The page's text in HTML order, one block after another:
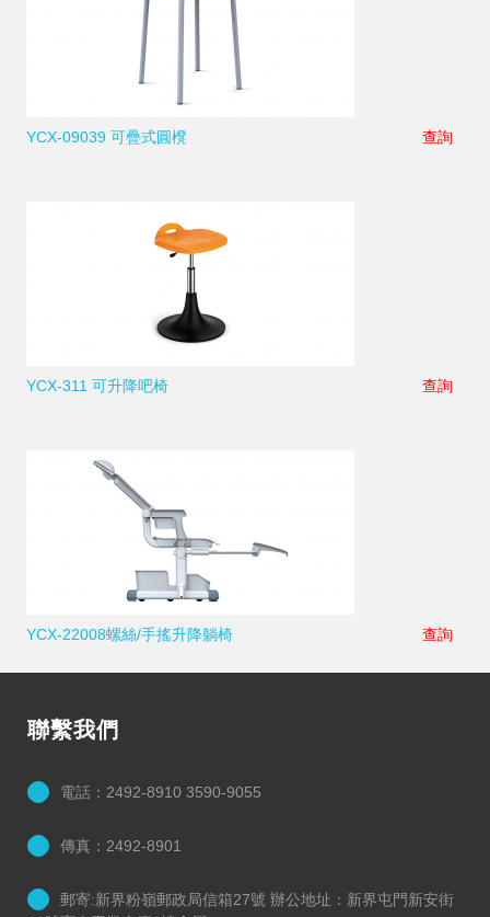
YCX-09039 可疊式圓櫈 查詢
YCX-311 可升降吧椅 查詢
YCX-22008螺絲/手搖升降躺椅 查詢
聯繫我們
電話：2492-8910 3590-9055
傳真：2492-8901
郵寄:新界粉嶺郵政局信箱27號 辦公地址：新界屯門新安街